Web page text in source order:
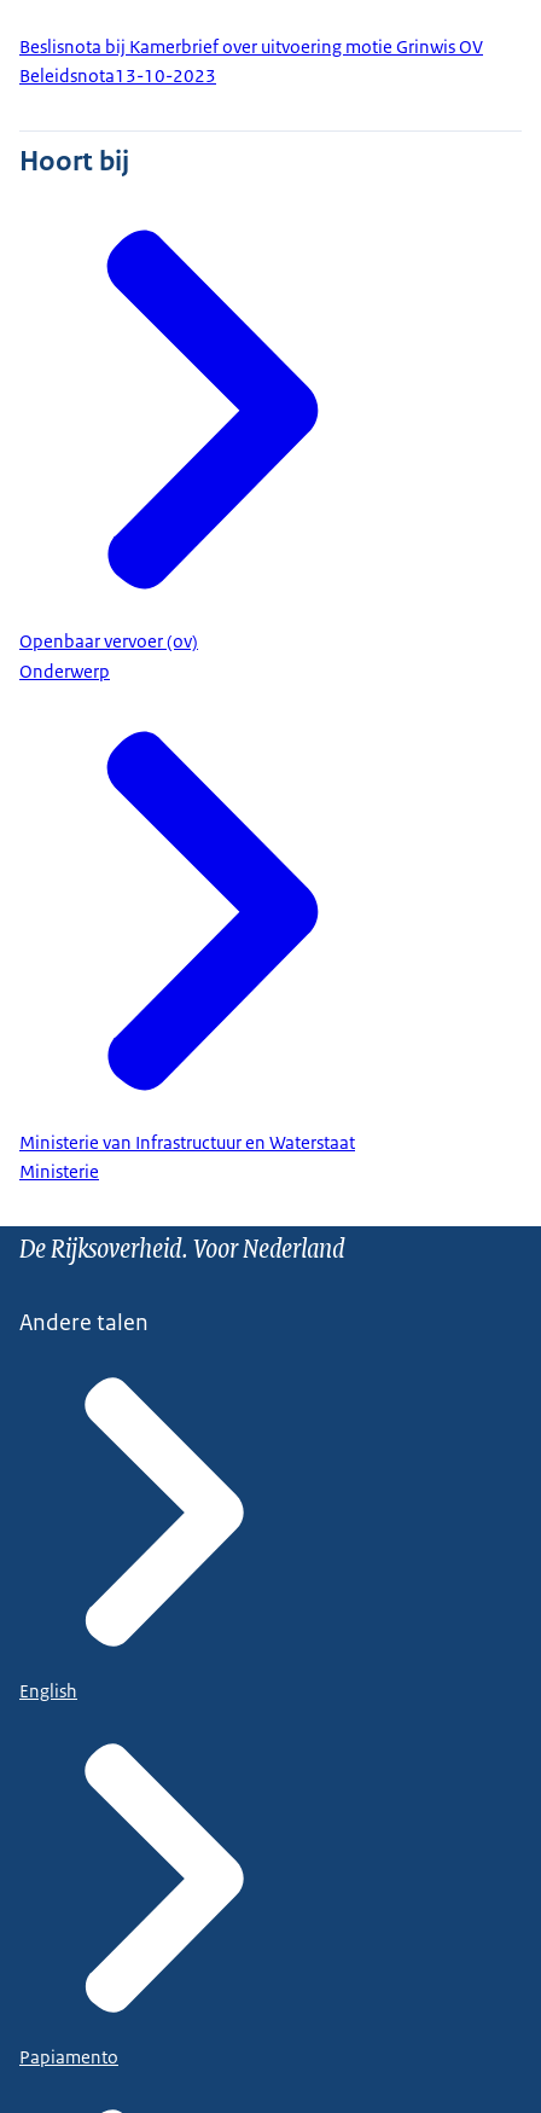
Beslisnota bij Kamerbrief over uitvoering motie Grinwis OV
Beleidsnota13-10-2023
Hoort bij
Openbaar vervoer (ov)
Onderwerp
Ministerie van Infrastructuur en Waterstaat
Ministerie
De Rijksoverheid. Voor Nederland
Andere talen
English
Papiamento